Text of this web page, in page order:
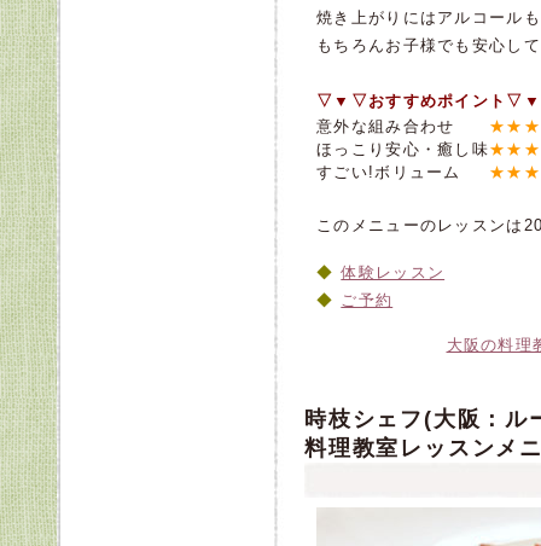
焼き上がりにはアルコール
もちろんお子様でも安心し
▽▼▽おすすめポイント
意外な組み合わせ
ほっこり安心・癒し味
すごい!ボリューム
このメニューのレッスンは
体験レッスン
ご予約
大阪の料理
時枝シェフ(大阪：
料理教室レッスンメ